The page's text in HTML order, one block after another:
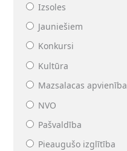
Izsoles
Jauniešiem
Konkursi
Kultūra
Mazsalacas apvienība
NVO
Pašvaldība
Pieaugušo izglītība